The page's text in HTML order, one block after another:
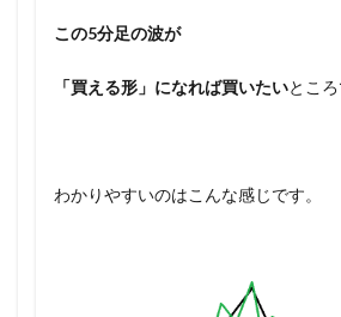
この5分足の波が
「買える形」になれば買いたいところ
わかりやすいのはこんな感じです。